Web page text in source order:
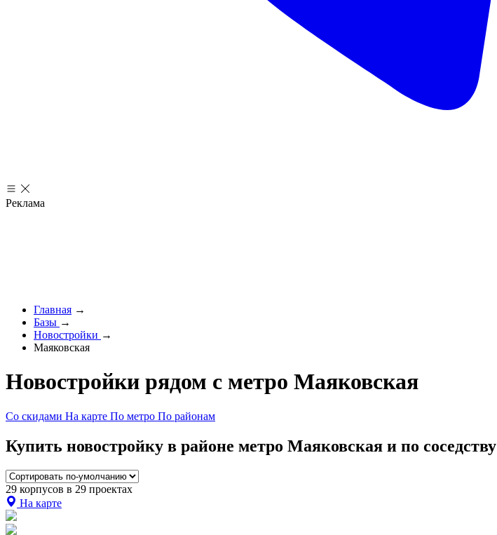
Реклама
Главная →
Базы →
Новостройки →
Маяковская
Новостройки рядом с метро Маяковская
Со скидами На карте По метро По районам
Купить новостройку в районе метро Маяковская и по соседству
29 корпусов в 29 проектах
На карте